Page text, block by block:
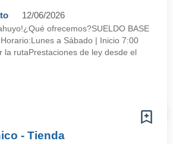
12/06/2026
ofrecemos?SUELDO BASE
a Sábado | Inicio 7:00
la rutaPrestaciones de ley desde el
- Tienda